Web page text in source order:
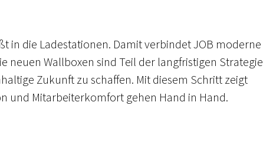
in die Ladestationen. Damit verbindet JOB moderne
neuen Wallboxen sind Teil der langfristigen Strategie
Zukunft zu schaffen. Mit diesem Schritt zeigt
und Mitarbeiterkomfort gehen Hand in Hand.